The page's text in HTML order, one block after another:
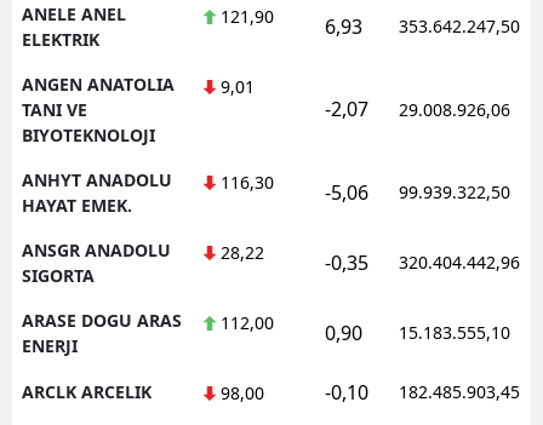
ANELE ANEL
ELEKTRIK
121,90 6,93 353.642.247,50
ANGEN ANATOLIA
TANI VE
BIYOTEKNOLOJI
9,01
-2,07 29.008.926,06
ANHYT ANADOLU
HAYAT EMEK.
116,30 -5,06 99.939.322,50
ANSGR ANADOLU
SIGORTA
28,22 -0,35 320.404.442,96
ARASE DOGU ARAS
ENERJI
112,00 0,90 15.183.555,10
ARCLK ARCELIK 98,00 -0,10 182.485.903,45